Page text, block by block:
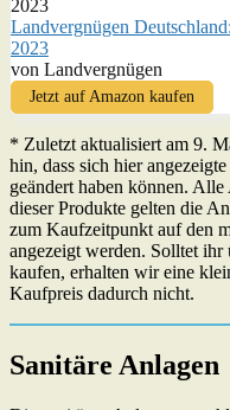
Landvergnügen
2023
von Landvergnügen
Jetzt auf Amazon kaufen
* Zuletzt aktualisiert am 9.
hin, dass sich hier
geändert haben können.
dieser Produkte gelten die
zum Kaufzeitpunkt auf den
angezeigt werden. Solltet
kaufen, erhalten wir eine
Kaufpreis dadurch nicht.
Sanitäre Anlagen